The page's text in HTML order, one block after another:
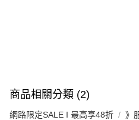
商品相關分類 (2)
網路限定SALE I 最高享48折 》